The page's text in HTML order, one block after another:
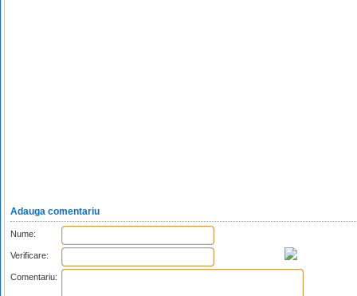
Adauga comentariu
Nume:
Verificare:
Comentariu: